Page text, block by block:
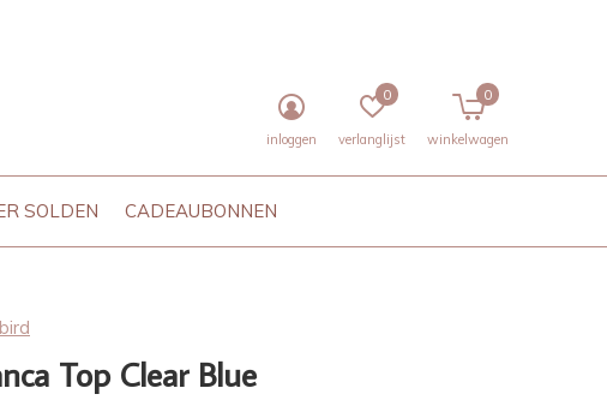
SOLDEN CADEAUBONNEN
inloggen verlanglijst
0
winkelwagen
0
Top Clear Blue